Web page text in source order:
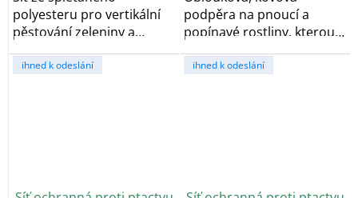
polyesteru pro vertikální
pěstování zeleniny a
pnoucích rostlin, je...
podpěra na pnoucí a
popínavé rostliny, kterou
lze jednoduše sestavit...
ihned k odeslání ihned k odeslání